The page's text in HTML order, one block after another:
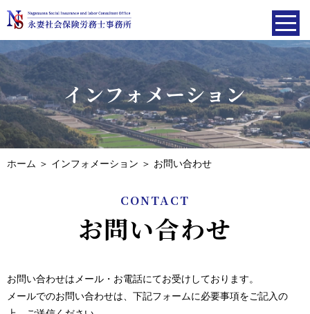
インフォメーション
ホーム ＞ インフォメーション ＞ お問い合わせ
CONTACT
お問い合わせ
お問い合わせはメール・お電話にてお受けしております。
メールでのお問い合わせは、下記フォームに必要事項をご記入の